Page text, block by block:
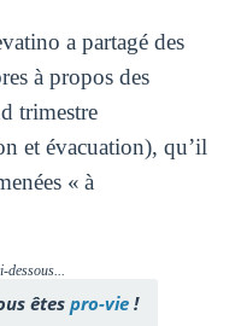
a partagé des
à propos des
trimestre
et évacuation), qu’il
« à
dessous...
êtes pro-vie !